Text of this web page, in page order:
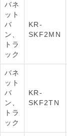
バネ
ット
バ
ン、
トラ
ック
KR-
SKF2MN
バネ
ット
バ
ン、
トラ
ック
KR-
SKF2TN